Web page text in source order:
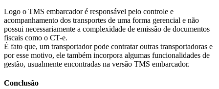
Logo o TMS embarcador é responsável pelo controle e
acompanhamento dos transportes de uma forma gerencial e não
possui necessariamente a complexidade de emissão de documentos
fiscais como o CT-e.
É fato que, um transportador pode contratar outras transportadoras e
por esse motivo, ele também incorpora algumas funcionalidades de
gestão, usualmente encontradas na versão TMS embarcador.
Conclusão